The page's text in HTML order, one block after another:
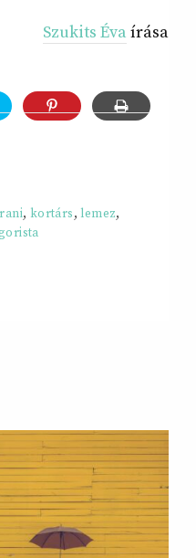
Szukits Éva írása
, kortárs,lemez,